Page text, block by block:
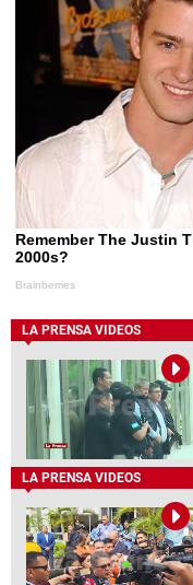
LA PRENSA VIDEOS
LA PRENSA VIDEOS